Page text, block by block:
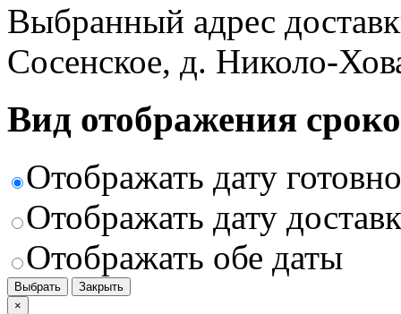
Выбранный адрес
Сосенское, д. Николо-
Вид отображения
Отображать дату
Отображать дату
Отображать обе даты
Выбрать
Закрыть
×